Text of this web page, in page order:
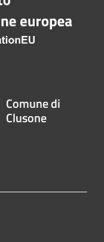
Comune di
Clusone